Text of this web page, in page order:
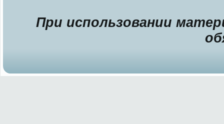
При использовании